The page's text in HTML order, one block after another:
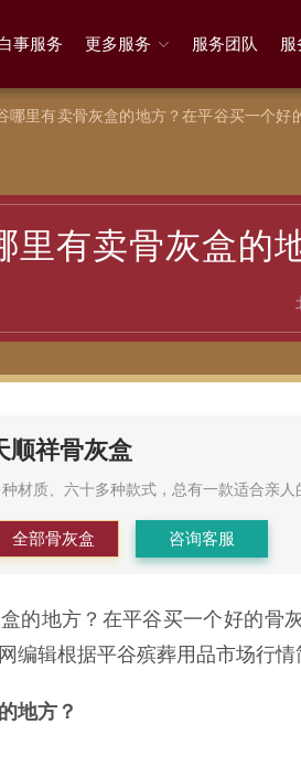
事服务 更多服务 服务团队
哪里有卖骨灰盒的地方？在平谷买一个好
里有卖骨灰盒的
顺祥骨灰盒
种材质、六十多种款式，总有一款适合亲人
全部骨灰盒 咨询客服
的地方？在平谷买一个好的骨
编辑根据平谷殡葬用品市场行情
地方？